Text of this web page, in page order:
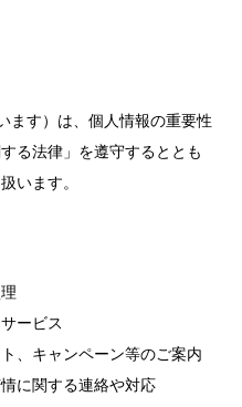
ます）は、個人情報の重要性
る法律」を遵守するととも
います。
ービス
、キャンペーン等のご案内
に関する連絡や対応